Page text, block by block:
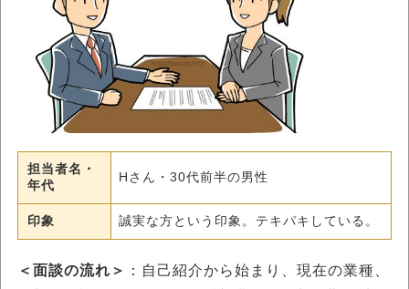
担当者名・
年代
Hさん・30代前半の男性
印象 誠実な方という印象。テキパキしている。
＜面談の流れ＞
：自己紹介から始まり、現在の業種、